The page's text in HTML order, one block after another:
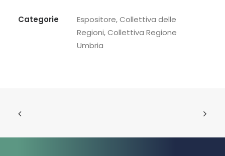
Categorie Espositore,Collettiva delle
Regioni,Collettiva Regione
Umbria